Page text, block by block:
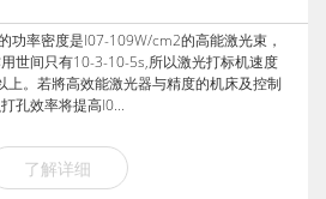
功率密度是l07-109W/cm2的高能激光束，
世间只有10-3-10-5s,所以激光打标机速度
上。若將高效能激光器与精度的机床及控制
孔效率将提高l0...
了解详细